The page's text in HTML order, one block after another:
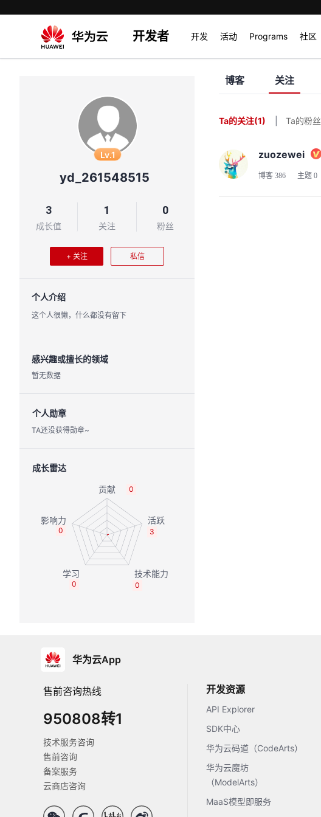
开发者 开发 活动 Programs 社区
Lv.1
yd_261548515
3
成长值
1
关注
0
粉丝
+ 关注 私信
个人介绍
这个人很懒，什么都没有留下
感兴趣或擅长的领域
暂无数据
个人勋章
TA还没获得勋章~
成长雷达
0
3
0
0
0
博客 关注
Ta的关注(1) Ta的粉丝
zuozewei
博客 386 主题 0
华为云App
售前咨询热线
950808转1
技术服务咨询
售前咨询
备案服务
云商店咨询
开发资源
API Explorer
SDK中心
华为云码道（CodeArts）
华为云魔坊
（ModelArts）
MaaS模型即服务